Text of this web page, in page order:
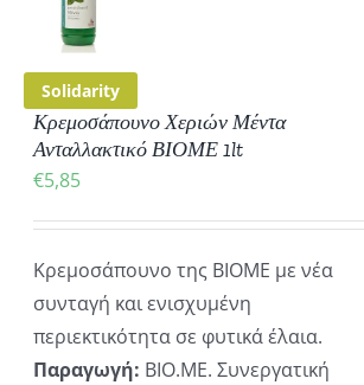
Solidarity
Κρεμοσάπουνο Χεριών Μέντα
Ανταλλακτικό ΒΙΟΜΕ 1lt
€5,85
Κρεμοσάπουνο της ΒΙΟΜΕ με νέα
συνταγή και ενισχυμένη
περιεκτικότητα σε φυτικά έλαια.
Παραγωγή: ΒΙΟ.ΜΕ. Συνεργατική